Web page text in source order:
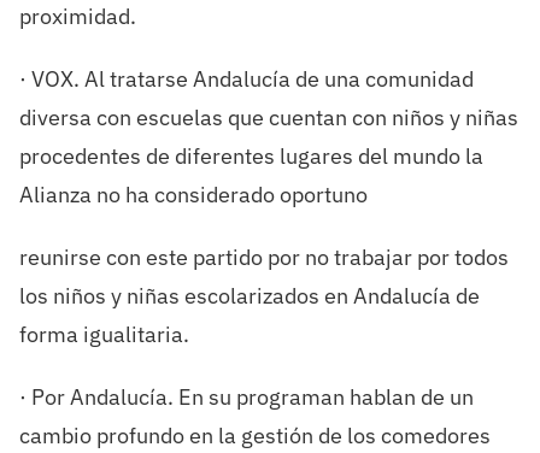
proximidad.
· VOX. Al tratarse Andalucía de una comunidad
diversa con escuelas que cuentan con niños y niñas
procedentes de diferentes lugares del mundo la
Alianza no ha considerado oportuno
reunirse con este partido por no trabajar por todos
los niños y niñas escolarizados en Andalucía de
forma igualitaria.
· Por Andalucía. En su programan hablan de un
cambio profundo en la gestión de los comedores